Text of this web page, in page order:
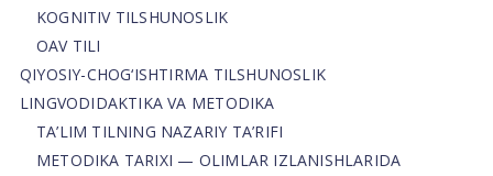
KOGNITIV TILSHUNOSLIK
OAV TILI
QIYOSIY-CHOG‘ISHTIRMA TILSHUNOSLIK
LINGVODIDAKTIKA VA METODIKA
TA’LIM TILNING NAZARIY TA’RIFI
METODIKA TARIXI — OLIMLAR IZLANISHLARIDA